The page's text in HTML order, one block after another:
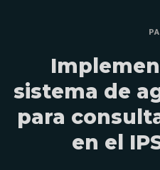
sistema de
para
en el